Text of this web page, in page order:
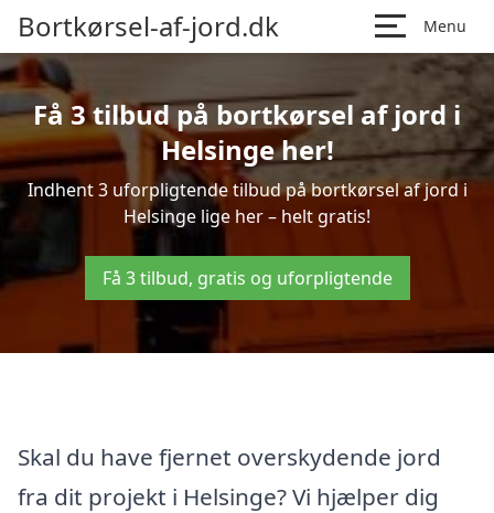
Bortkørsel-af-jord.dk Menu
Få 3 tilbud på bortkørsel af jord i
Helsinge her!
Indhent 3 uforpligtende tilbud på bortkørsel af jord i
Helsinge lige her – helt gratis!
Få 3 tilbud, gratis og uforpligtende
Skal du have fjernet overskydende jord
fra dit projekt i Helsinge? Vi hjælper dig